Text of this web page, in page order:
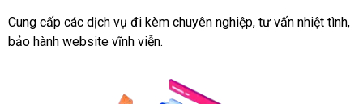
Cung cấp các dịch vụ đi kèm chuyên nghiệp, tư vấn nhiệt tình,
bảo hành website vĩnh viễn.